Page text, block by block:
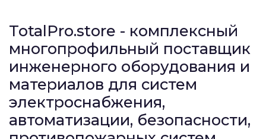
TotalPro.store - комплексный
многопрофильный поставщик
инженерного оборудования и
материалов для систем
электроснабжения,
автоматизации, безопасности,